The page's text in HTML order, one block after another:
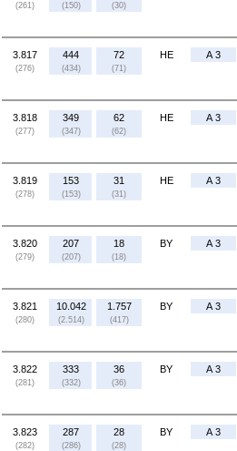
(261) (150) (30)
3.817
(276)
444
(434)
72
(71)
HE A 3
3.818
(277)
349
(347)
62
(62)
HE A 3
3.819
(278)
153
(153)
31
(31)
HE A 3
3.820
(279)
207
(207)
18
(18)
BY A 3
3.821
(280)
10.042
(2.514)
1.757
(417)
BY A 3
3.822
(281)
333
(332)
36
(36)
BY A 3
3.823
(282)
287
(286)
28
(28)
BY A 3